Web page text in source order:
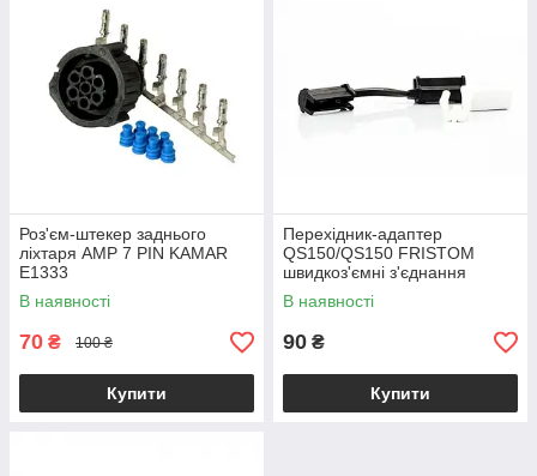
Роз'єм-штекер заднього
ліхтаря AMP 7 PIN KAMAR
E1333
В наявності
70 ₴ 100 ₴
Купити
Перехідник-адаптер
QS150/QS150 FRISTOM
швидкоз'ємні з'єднання
В наявності
90 ₴
Купити